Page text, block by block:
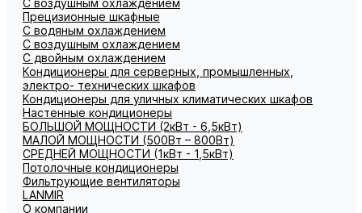
С воздушным охлаждением
Прецизионные шкафные
С водяным охлаждением
С воздушным охлаждением
С двойным охлаждением
Кондиционеры для серверных, промышленных,
электро- технических шкафов
Кондиционеры для уличных климатических шкафов
Настенные кондиционеры
БОЛЬШОЙ МОЩНОСТИ (2кВт - 6,5кВт)
МАЛОЙ МОЩНОСТИ (500Вт – 800Вт)
СРЕДНЕЙ МОЩНОСТИ (1кВт - 1,5кВт)
Потолочные кондиционеры
Фильтрующие вентиляторы
LANMIR
О компании